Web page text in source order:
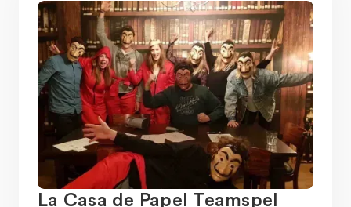
La Casa de Papel Teamspel